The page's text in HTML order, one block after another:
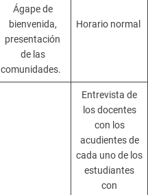
Ágape de
bienvenida,
presentación
de las
comunidades.
Horario normal
Entrevista de
los docentes
con los
acudientes de
cada uno de los
estudiantes
con